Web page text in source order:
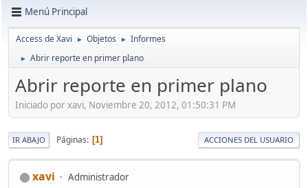
Menú Principal
Access de Xavi ► Objetos ► Informes
► Abrir reporte en primer plano
Abrir reporte en primer plano
Iniciado por xavi, Noviembre 20, 2012, 01:50:31 PM
IR ABAJO Páginas 1 ACCIONES DEL USUARIO
xavi Administrador